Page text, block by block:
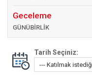
Geceleme
GÜNÜBİRLİK
Tarih Seçiniz: